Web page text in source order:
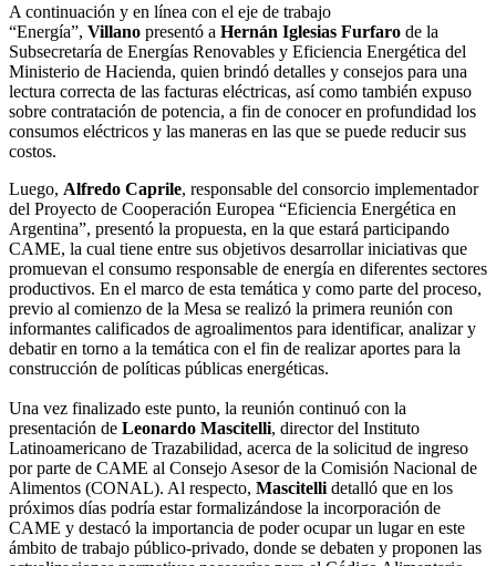
A continuación y en línea con el eje de trabajo
“Energía”, Villano presentó a Hernán Iglesias Furfaro de la
Subsecretaría de Energías Renovables y Eficiencia Energética del
Ministerio de Hacienda, quien brindó detalles y consejos para una
lectura correcta de las facturas eléctricas, así como también expuso
sobre contratación de potencia, a fin de conocer en profundidad los
consumos eléctricos y las maneras en las que se puede reducir sus
costos.
Luego, Alfredo Caprile, responsable del consorcio implementador
del Proyecto de Cooperación Europea “Eficiencia Energética en
Argentina”, presentó la propuesta, en la que estará participando
CAME, la cual tiene entre sus objetivos desarrollar iniciativas que
promuevan el consumo responsable de energía en diferentes sectores
productivos. En el marco de esta temática y como parte del proceso,
previo al comienzo de la Mesa se realizó la primera reunión con
informantes calificados de agroalimentos para identificar, analizar y
debatir en torno a la temática con el fin de realizar aportes para la
construcción de políticas públicas energéticas.
Una vez finalizado este punto, la reunión continuó con la
presentación de Leonardo Mascitelli, director del Instituto
Latinoamericano de Trazabilidad, acerca de la solicitud de ingreso
por parte de CAME al Consejo Asesor de la Comisión Nacional de
Alimentos (CONAL). Al respecto, Mascitelli detalló que en los
próximos días podría estar formalizándose la incorporación de
CAME y destacó la importancia de poder ocupar un lugar en este
ámbito de trabajo público-privado, donde se debaten y proponen las